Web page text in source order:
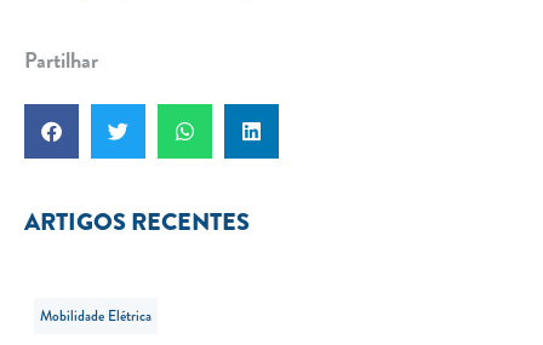
Partilhar
ARTIGOS RECENTES
Mobilidade Elétrica